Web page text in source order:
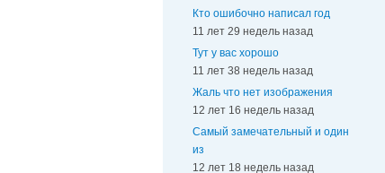
Кто ошибочно написал год
11 лет 29 недель назад
Тут у вас хорошо
11 лет 38 недель назад
Жаль что нет изображения
12 лет 16 недель назад
Самый замечательный и один
из
12 лет 18 недель назад